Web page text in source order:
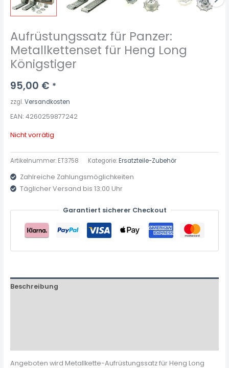
Aufrüstungssatz für Panzer:
Metallkettenset für Heng Long
Königstiger
95,00 € *
zzgl.Versandkosten
EAN: 4260259877242
Nicht vorrätig
Artikelnummer: ET3758 Kategorie:Ersatzteile-Zubehör
Zahlreiche Zahlungsmöglichkeiten
Täglicher Versand bis 13:00 Uhr
Garantiert sicherer Checkout
Beschreibung
Angeboten wird Metallkette-Aufrüstungssatz für Heng Long